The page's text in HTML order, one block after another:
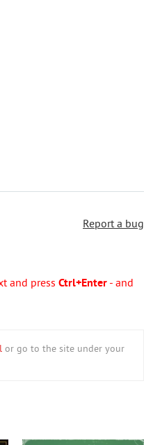
Report a bug
and press Ctrl+Enter - and
or go to the site under your